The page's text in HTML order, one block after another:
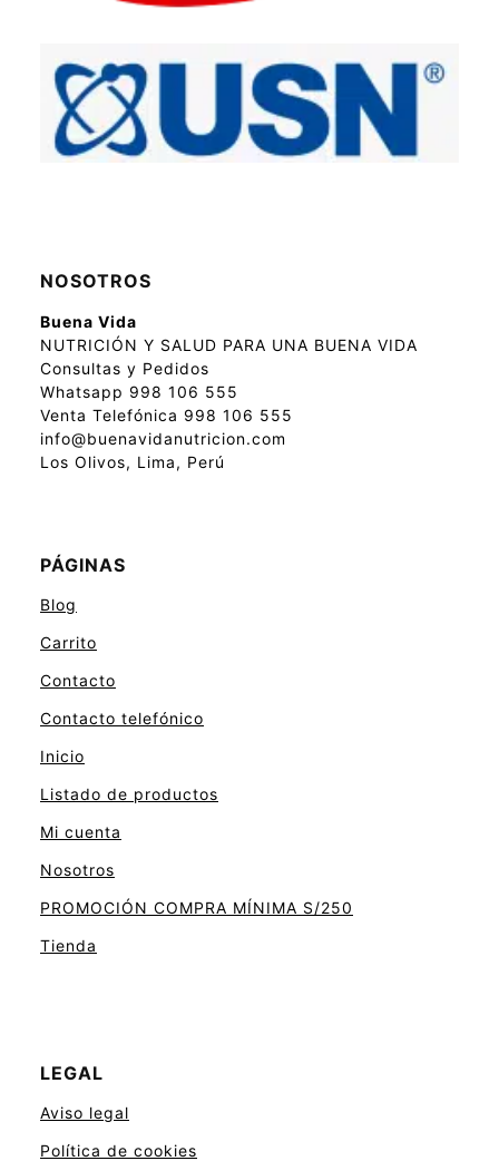
NOSOTROS
Buena Vida
NUTRICIÓN Y SALUD PARA UNA BUENA VIDA
Consultas y Pedidos
Whatsapp 998 106 555
Venta Telefónica 998 106 555
info@buenavidanutricion.com
Los Olivos, Lima, Perú
PÁGINAS
Blog
Carrito
Contacto
Contacto telefónico
Inicio
Listado de productos
Mi cuenta
Nosotros
PROMOCIÓN COMPRA MÍNIMA S/250
Tienda
LEGAL
Aviso legal
Política de cookies